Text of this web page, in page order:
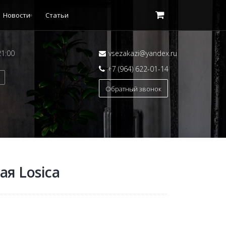
Новости Статьи
vsezakazi@yandex.ru
+7 (964) 622-01-14
Обратный звонок
Losica